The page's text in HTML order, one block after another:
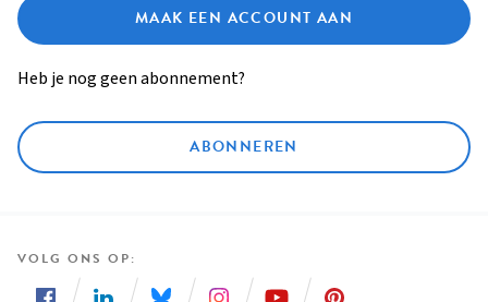
MAAK EEN ACCOUNT AAN
Heb je nog geen abonnement?
ABONNEREN
VOLG ONS OP